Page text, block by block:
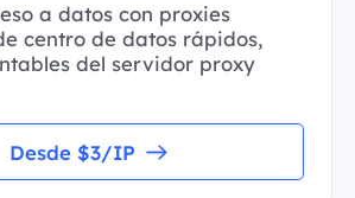
a datos con proxies
centro de datos rápidos,
del servidor proxy
Desde $3/IP